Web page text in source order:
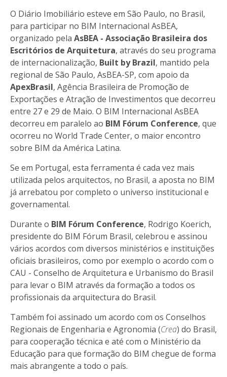
O Diário Imobiliário esteve em São Paulo, no Brasil,
para participar no BIM Internacional AsBEA,
organizado pela AsBEA - Associação Brasileira dos
Escritórios de Arquitetura, através do seu programa
de internacionalização, Built by Brazil, mantido pela
regional de São Paulo, AsBEA-SP, com apoio da
ApexBrasil, Agência Brasileira de Promoção de
Exportações e Atração de Investimentos que decorreu
entre 27 e 29 de Maio. O BIM Internacional AsBEA
decorreu em paralelo ao BIM Fórum Conference, que
ocorreu no World Trade Center, o maior encontro
sobre BIM da América Latina.
Se em Portugal, esta ferramenta é cada vez mais
utilizada pelos arquitectos, no Brasil, a aposta no BIM
já arrebatou por completo o universo institucional e
governamental.
Durante o BIM Fórum Conference, Rodrigo Koerich,
presidente do BIM Fórum Brasil, celebrou e assinou
vários acordos com diversos ministérios e instituições
oficiais brasileiros, como por exemplo o acordo com o
CAU - Conselho de Arquitetura e Urbanismo do Brasil
para levar o BIM através da formação a todos os
profissionais da arquitectura do Brasil.
Também foi assinado um acordo com os Conselhos
Regionais de Engenharia e Agronomia (Crea) do Brasil,
para cooperação técnica e até com o Ministério da
Educação para que formação do BIM chegue de forma
mais abrangente a todo o país.